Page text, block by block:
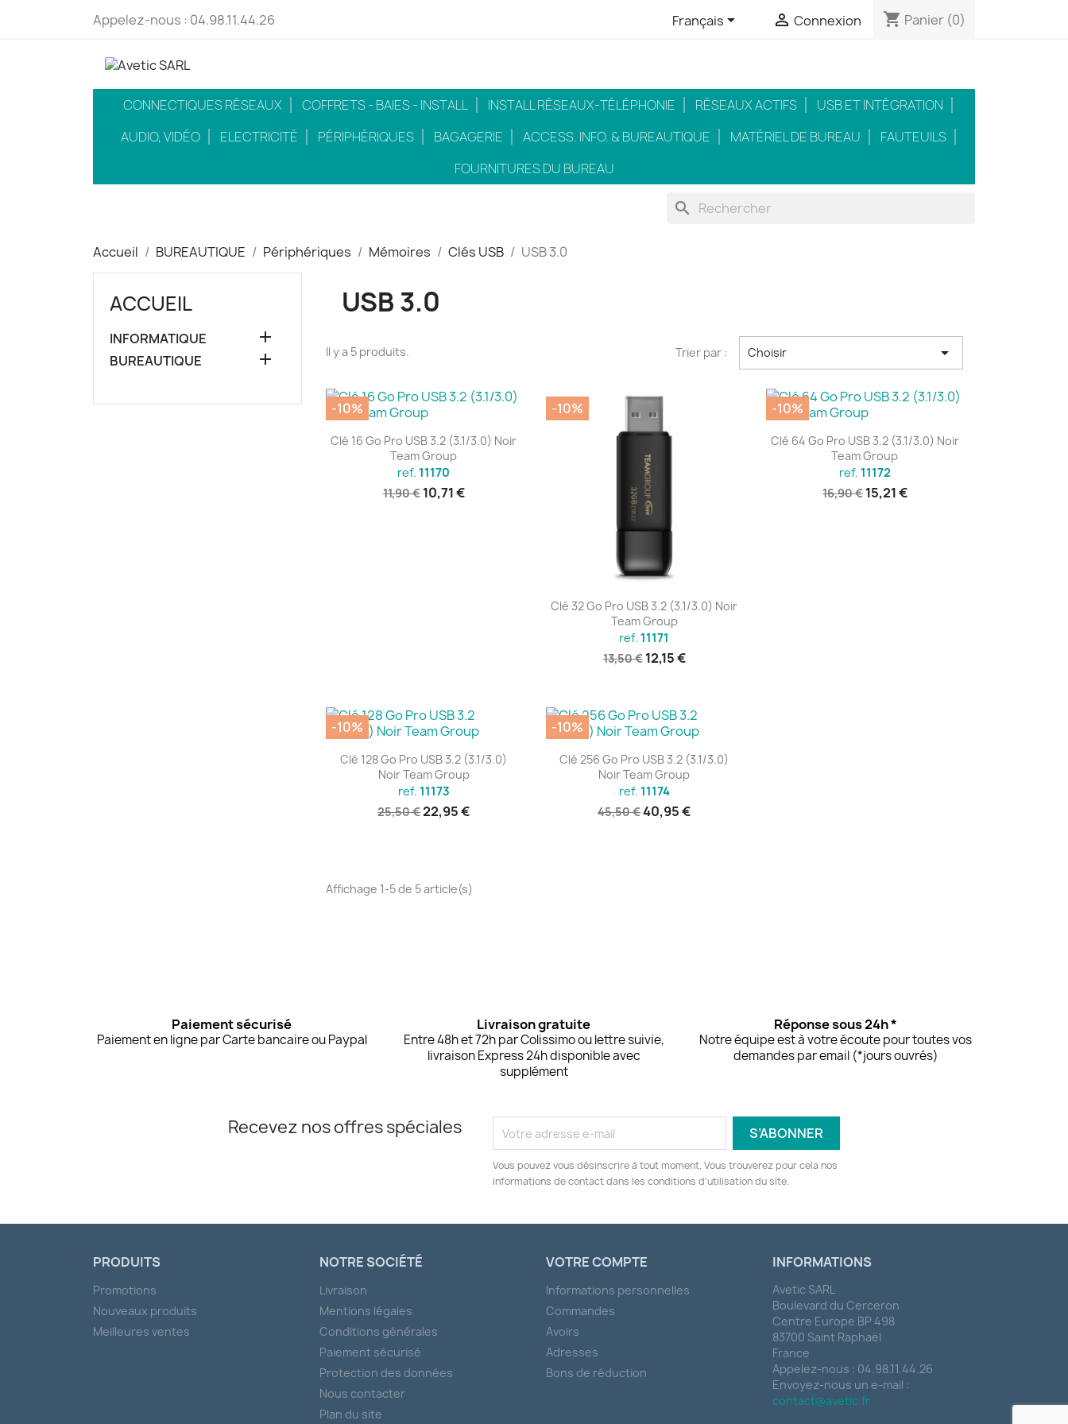
Appelez-nous : 04.98.11.44.26 Français  Connexion shopping_cart Panier (0)
CONNECTIQUES RÉSEAUX COFFRETS - BAIES - INSTALL INSTALL RÉSEAUX-TÉLÉPHONIE RÉSEAUX ACTIFS
USB ET INTÉGRATION
AUDIO, VIDÉO
ELECTRICITÉ PÉRIPHÉRIQUES BAGAGERIE ACCESS. INFO. & BUREAUTIQUE MATÉRIEL DE BUREAU
FAUTEUILS
FOURNITURES DU BUREAU
search
Accueil BUREAUTIQUE Périphériques Mémoires Clés USB USB 3.0
ACCUEIL
INFORMATIQUE 
BUREAUTIQUE 
USB 3.0
Il y a 5 produits. Trier par : Choisir 
Aperçu rapide
Clé 16 Go Pro USB 3.2 (3.1/3.0) Noir
Team Group
ref.11170
11,90 € 10,71 €
-10%
Aperçu rapide
Clé 32 Go Pro USB 3.2 (3.1/3.0) Noir
Team Group
ref.11171
13,50 € 12,15 €
-10%
Aperçu rapide
Clé 64 Go Pro USB 3.2 (3.1/3.0) Noir
Team Group
ref. 11172
16,90 € 15,21 €
-10%
Aperçu rapide
Clé 128 Go Pro USB 3.2 (3.1/3.0)
Noir Team Group
ref. 11173
25,50 €22,95 €
-10%
Aperçu rapide
Clé 256 Go Pro USB 3.2 (3.1/3.0)
Noir Team Group
ref. 11174
45,50 €40,95 €
-10%
Affichage 1-5 de 5 article(s)
Paiement sécurisé
Paiement en ligne par Carte bancaire ou Paypal
Livraison gratuite
Entre 48h et 72h par Colissimo ou lettre suivie,
livraison Express 24h disponible avec
supplément
Réponse sous 24h *
Notre équipe est à votre écoute pour toutes vos
demandes par email (*jours ouvrés)
Recevez nos offres spéciales
Vous pouvez vous désinscrire à tout moment. Vous trouverez pour cela nos
informations de contact dans les conditions d'utilisation du site.
PRODUITS
Promotions
Nouveaux produits
Meilleures ventes
NOTRE SOCIÉTÉ
Livraison
Mentions légales
Conditions générales
Paiement sécurisé
Protection des données
Nous contacter
Plan du site
VOTRE COMPTE
Informations personnelles
Commandes
Avoirs
Adresses
Bons de réduction
INFORMATIONS
Avetic SARL
Boulevard du Cerceron
Centre Europe BP 498
83700 Saint Raphaël
France
Appelez-nous : 04.98.11.44.26
Envoyez-nous un e-mail :
contact@avetic.fr